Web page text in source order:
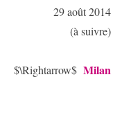
29 août 2014
(à suivre)
$\Rightarrow$ Milan